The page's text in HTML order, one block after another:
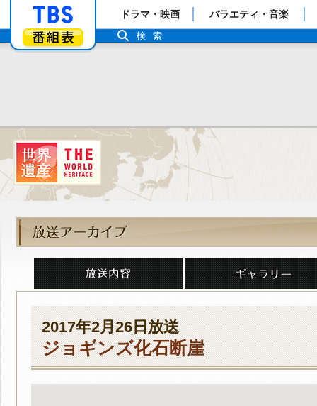
「TBSテレビ」トップページ
番組表
ドラマ・映画 バラエティ・音楽
検索
2017年2月26日放送
ジョギンズ化石断崖